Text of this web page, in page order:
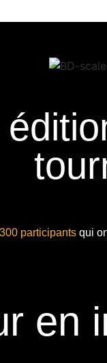
300 participantsqui
en